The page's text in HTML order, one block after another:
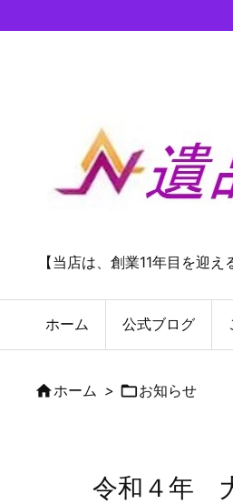
【当店は、創業11年目を迎
ホーム 公式ブログ
ホーム > お知らせ
令和４年